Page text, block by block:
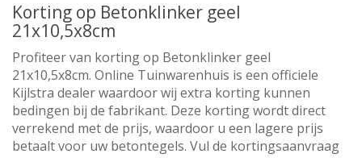
Korting op Betonklinker geel
21x10,5x8cm
Profiteer van korting op Betonklinker geel
21x10,5x8cm. Online Tuinwarenhuis is een officiele
Kijlstra dealer waardoor wij extra korting kunnen
bedingen bij de fabrikant. Deze korting wordt direct
verrekend met de prijs, waardoor u een lagere prijs
betaalt voor uw betontegels. Vul de kortingsaanvraag